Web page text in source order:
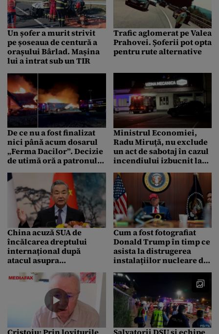
Un șofer a murit strivit
pe șoseaua de centură a
orașului Bârlad. Mașina
lui a intrat sub un TIR
Trafic aglomerat pe Valea
Prahovei. Șoferii pot opta
pentru rute alternative
De ce nu a fost finalizat
nici până acum dosarul
„Ferma Dacilor”. Decizie
de utimă oră a patronului
Ministrul Economiei,
Radu Miruţă, nu exclude
un act de sabotaj în cazul
incendiului izbucnit la
China acuză SUA de
încălcarea dreptului
internațional după
atacul asupra
iraniene
Cum a fost fotografiat
Donald Trump în timp ce
asista la distrugerea
instalațiilor nucleare din
Situation Room